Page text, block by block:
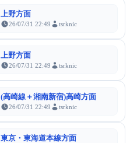
上野方面
26/07/31 22:49 tsrknic
上野方面
26/07/31 22:49 tsrknic
(高崎線＋湘南新宿)高崎方面
26/07/31 22:49 tsrknic
東京・東海道本線方面